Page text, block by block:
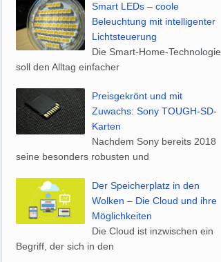
Smart LEDs – coole
Beleuchtung mit intelligenter
Lichtsteuerung
Die Smart-Home-Technologie
soll den Alltag einfacher
Preisgekrönt und mit
Zuwachs: Sony TOUGH-SD-
Karten
Nachdem Sony bereits 2018
seine besonders robusten und
Der Speicherplatz in den
Wolken – Die Cloud und ihre
Möglichkeiten
Die Cloud ist inzwischen ein
Begriff, der sich in den